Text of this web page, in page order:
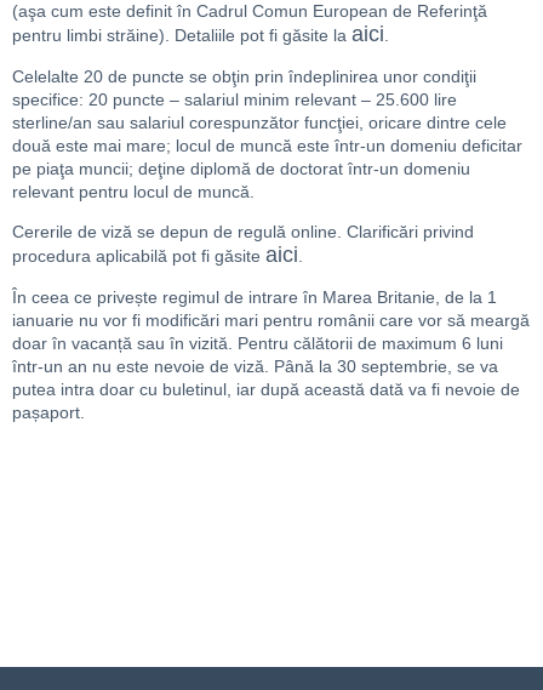
(aşa cum este definit în Cadrul Comun European de Referinţă
pentru limbi străine). Detaliile pot fi găsite la aici.
Celelalte 20 de puncte se obţin prin îndeplinirea unor condiţii
specifice: 20 puncte – salariul minim relevant – 25.600 lire
sterline/an sau salariul corespunzător funcţiei, oricare dintre cele
două este mai mare; locul de muncă este într-un domeniu deficitar
pe piaţa muncii; deţine diplomă de doctorat într-un domeniu
relevant pentru locul de muncă.
Cererile de viză se depun de regulă online. Clarificări privind
procedura aplicabilă pot fi găsite aici
În ceea ce privește regimul de intrare în Marea Britanie, de la 1
ianuarie nu vor fi modificări mari pentru românii care vor să meargă
doar în vacanță sau în vizită. Pentru călătorii de maximum 6 luni
într-un an nu este nevoie de viză. Până la 30 septembrie, se va
putea intra doar cu buletinul, iar după această dată va fi nevoie de
pașaport.